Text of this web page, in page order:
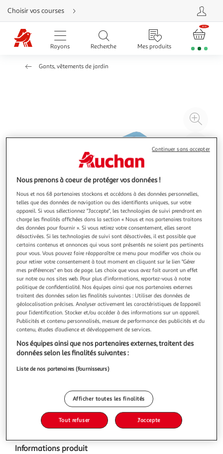
Aller
directement
au
contenu
Aller
directement
Aller
d'aide
Choisir vos courses
Rayons Recherche Mes produits
Gants, vêtements de jardin
à
Illustration
précédente
Illustration
suivante
GARDENSTAR
Genouillère de jardinage avec poignée - Vert
Dimensions 35 x 15 x 1.5 cm
En savoir +
Vous voulez connaître le prix de ce produit ?
Afficher le prix
Caractéristiques
Informations produit
Nous prenons à coeur de protéger vos données !
Nous et nos 68 partenaires stockons et accédons à des données personnelles,
telles que des données de navigation ou des identifiants uniques, sur votre
appareil. Si vous sélectionnez "J'accepte", les technologies de suivi prendront en
charge les finalités affichées dans la section « Nous et nos partenaires traitons
des données pour fournir ». Si vous retirez votre consentement, elles seront
désactivées. Si les technologies de suivi sont désactivées, il est possible que
certains contenus et annonces qui vous sont présentés ne soient pas pertinents
pour vous. Vous pouvez faire réapparaître ce menu pour modifier vos choix ou
pour retirer votre consentement à tout moment en cliquant sur le lien "Gérer
mes préférences" en bas de page. Les choix que vous avez fait auront un effet
sur notre ou nos sites web. Pour plus d’informations, reportez-vous à notre
politique de confidentialité. Nos équipes ainsi que nos partenaires externes
traitent des données selon les finalités suivantes : Utiliser des données de
géolocalisation précises. Analyser activement les caractéristiques de l’appareil
pour l’identification. Stocker et/ou accéder à des informations sur un appareil.
Publicités et contenu personnalisés, mesure de performance des publicités et du
contenu, études d’audience et développement de services.
Nos équipes ainsi que nos partenaires externes, traitent des
données selon les finalités suivantes :
Liste de nos partenaires (fournisseurs)
Afficher toutes les finalités
Tout refuser J'accepte
Continuer sans accepter